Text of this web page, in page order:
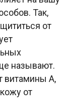
Так,
от
называют.
витамины A,
от